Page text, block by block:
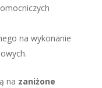
na wykonanie
na zaniżone